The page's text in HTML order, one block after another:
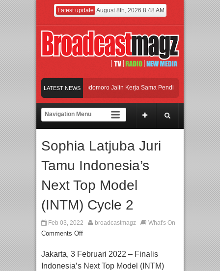
Latest update August 8th, 2026 8:48 AM
LATEST NEWS
dan Universitas Agung Podomoro Jalin Kerja Sama Pendidikan dan Riset untuk
Jakarta dengan Ribuan Mainan dan Produk Bayi dari Seluruh Dunia,
dan Universitas Agung Podomoro Jalin Kerja Sama Pendidikan dan Riset untuk
Sophia Latjuba Juri
Tamu Indonesia’s
Next Top Model
(INTM) Cycle 2
Feb 03, 2022 broadcastmagz What's On
Comments Off
Jakarta, 3 Februari 2022 – Finalis
Indonesia’s Next Top Model (INTM)